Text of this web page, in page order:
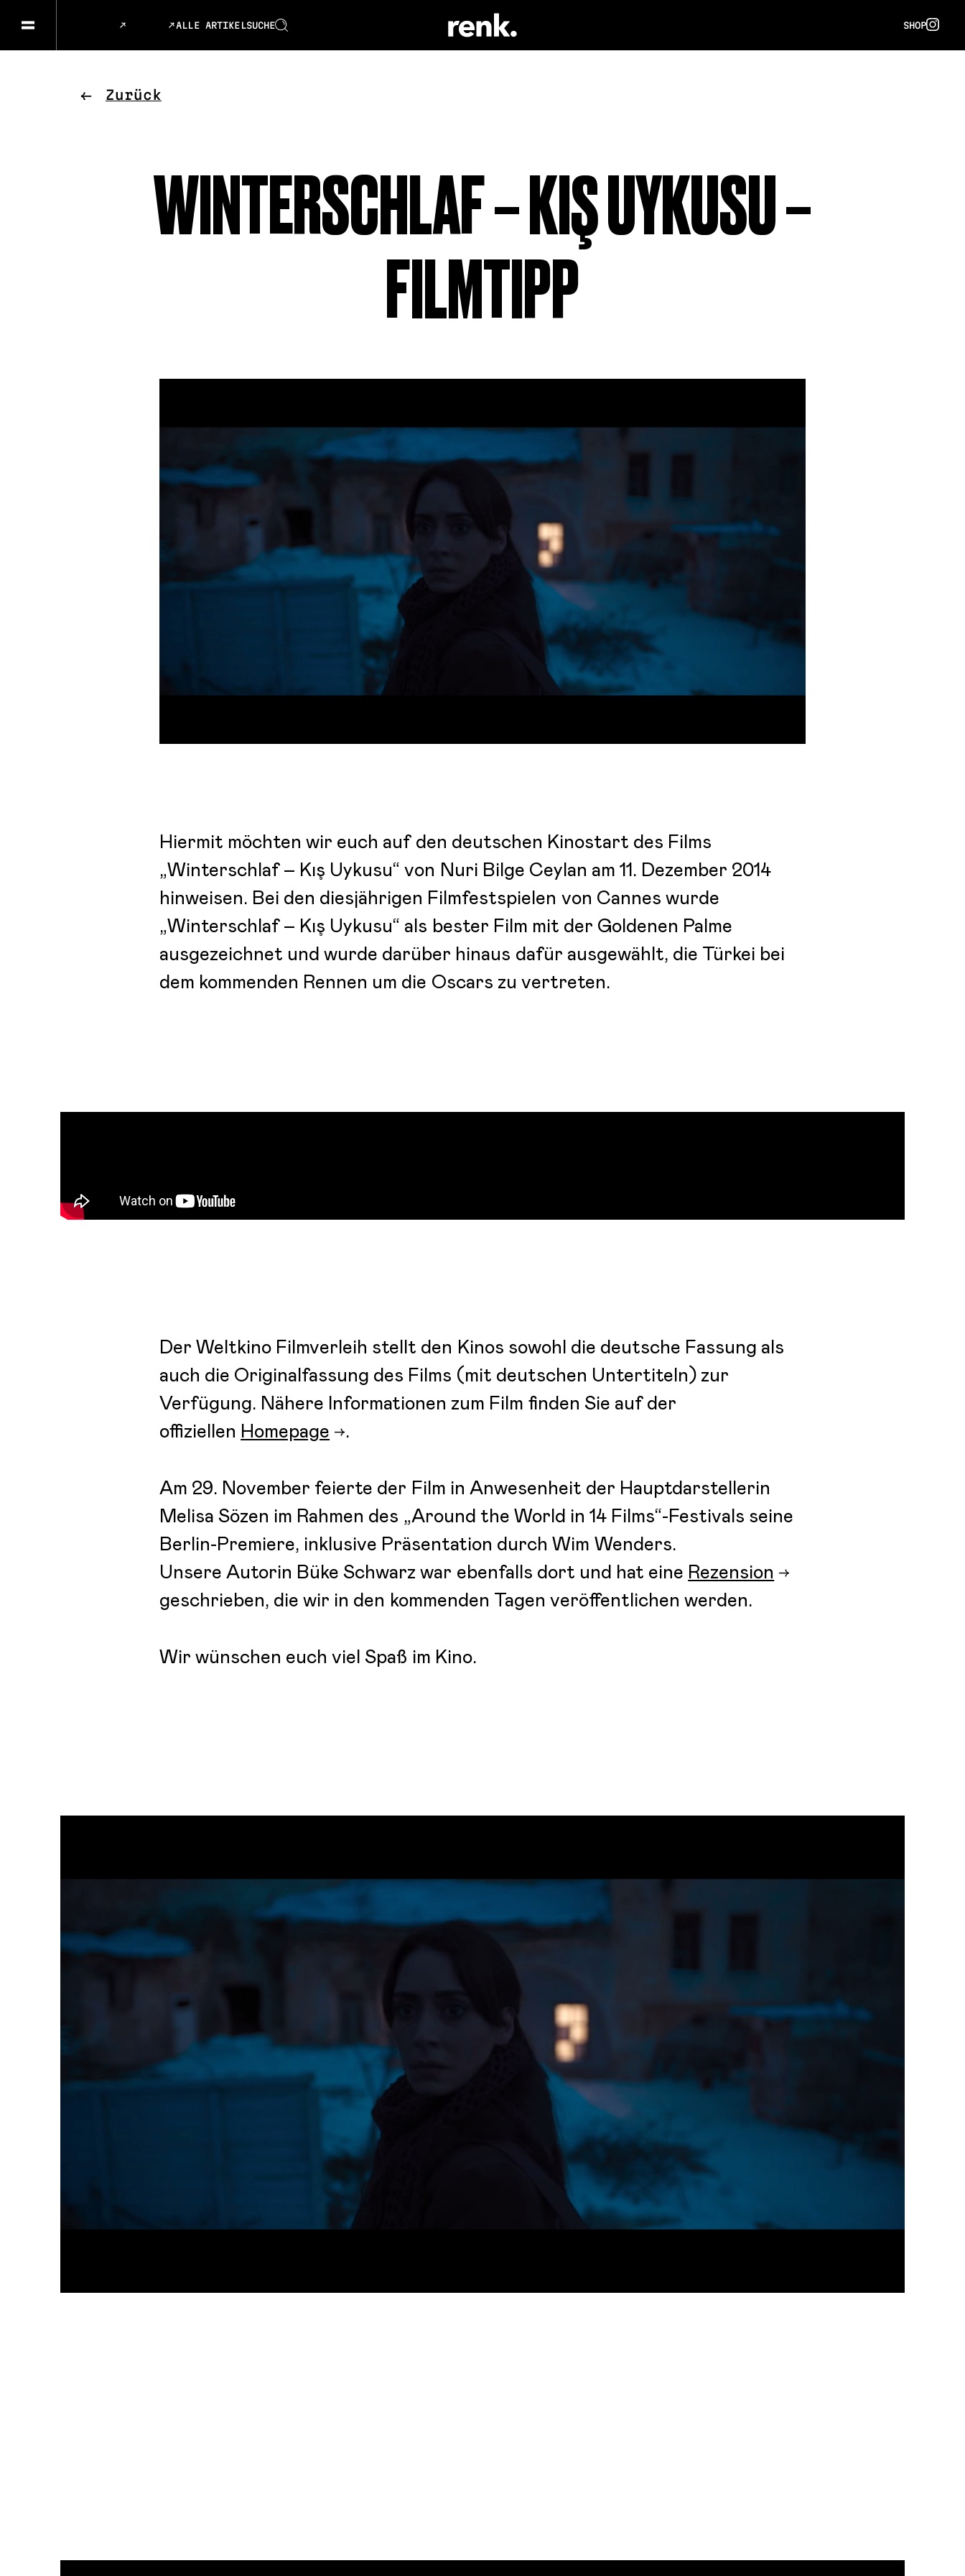
ALLE ARTIKELSUCHE SHOP
MUSIK & TANZ
Zurück
WINTERSCHLAF – KIŞ UYKUSU –
FILMTIPP
Hiermit möchten wir euch auf den deutschen Kinostart des Films
„Winterschlaf – Kış Uykusu“ von Nuri Bilge Ceylan am 11. Dezember 2014
hinweisen. Bei den diesjährigen Filmfestspielen von Cannes wurde
„Winterschlaf – Kış Uykusu“ als bester Film mit der Goldenen Palme
ausgezeichnet und wurde darüber hinaus dafür ausgewählt, die Türkei bei
dem kommenden Rennen um die Oscars zu vertreten.
Der Weltkino Filmverleih stellt den Kinos sowohl die deutsche Fassung als
auch die Originalfassung des Films (mit deutschen Untertiteln) zur
Verfügung. Nähere Informationen zum Film finden Sie auf der
offiziellen Homepage .
Am 29. November feierte der Film in Anwesenheit der Hauptdarstellerin
Melisa Sözen im Rahmen des „Around the World in 14 Films“-Festivals seine
Berlin-Premiere, inklusive Präsentation durch Wim Wenders.
Unsere Autorin Büke Schwarz war ebenfalls dort und hat eine Rezension
geschrieben, die wir in den kommenden Tagen veröffentlichen werden.
Wir wünschen euch viel Spaß im Kino.